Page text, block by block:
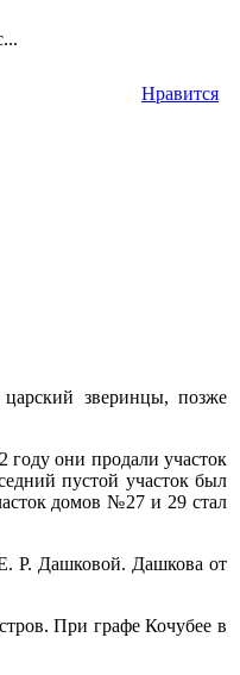
Нравится
зверинцы, позже
году они продали участок
пустой участок был
домов №27 и 29 стал
Р. Дашковой. Дашкова от
При графе Кочубее в